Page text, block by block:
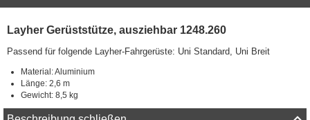
Layher Gerüststütze, ausziehbar 1248.260
Passend für folgende Layher-Fahrgerüste: Uni Standard, Uni Breit
Material: Aluminium
Länge: 2,6 m
Gewicht: 8,5 kg